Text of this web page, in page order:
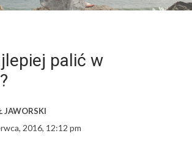
palić w
JAWORSKI
2016, 12:12 pm